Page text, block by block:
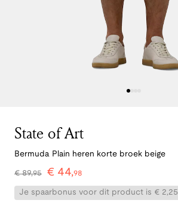
State of Art
Bermuda Plain heren korte broek beige
€89,95 € 44,98
Je spaarbonus voor dit product is € 2,25